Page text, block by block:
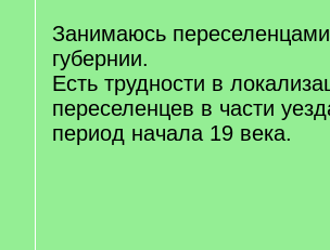
Занимаюсь
губернии.
Есть трудности в
переселенцев в части
период начала 19 века.